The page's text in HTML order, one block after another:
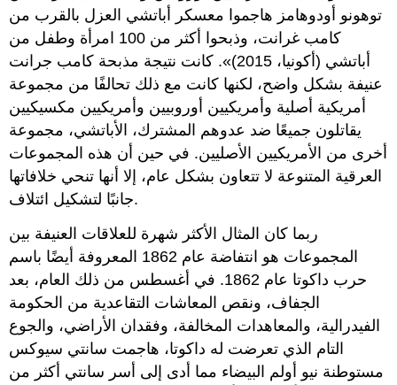
توهونو أودوهامز هاجموا معسكر أباتشي العزل بالقرب من
كامب غرانت، وذبحوا أكثر من 100 امرأة وطفل من
أباتشي (أكونيا، 2015)». كانت نتيجة مذبحة كامب جرانت
عنيفة بشكل واضح، لكنها كانت مع ذلك تحالفًا من مجموعة
أمريكية أصلية وأمريكيين أوروبيين وأمريكيين مكسيكيين
يقاتلون جميعًا ضد عدوهم المشترك، الأباتشي، مجموعة
أخرى من الأمريكيين الأصليين. في حين أن هذه المجموعات
العرقية المتنوعة لا تتعاون بشكل عام، إلا أنها تنحي خلافاتها
جانبًا لتشكيل ائتلاف.
ربما كان المثال الأكثر شهرة للعلاقات العنيفة بين
المجموعات هو انتفاضة عام 1862 المعروفة أيضًا باسم
حرب داكوتا عام 1862. في أغسطس من ذلك العام، بعد
الجفاف، ونقص المعاشات التقاعدية من الحكومة
الفيدرالية، والمعاهدات المخالفة، وفقدان الأراضي، والجوع
التام الذي تعرضت له داكوتا، هاجمت سانتي سيوكس
مستوطنة نيو أولم البيضاء مما أدى إلى أسر سانتي أكثر من